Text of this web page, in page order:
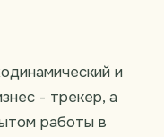
и
- трекер, а
работы в